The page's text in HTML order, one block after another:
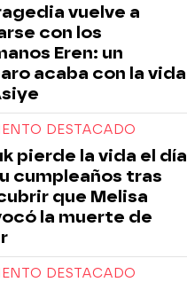
vuelve a
con los
Eren: un
acaba con la vida
DESTACADO
pierde la vida el día
cumpleaños tras
que Melisa
la muerte de
DESTACADO